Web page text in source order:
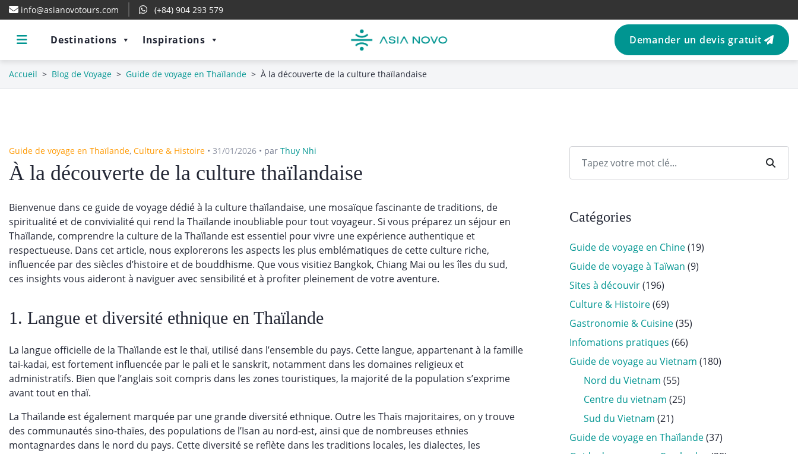
info@asianovotours.com (+84) 904 293 579
Destinations Inspirations Demander un devis gratuit
Accueil > Blog de Voyage > Guide de voyage en Thaïlande > À la découverte de la culture thaïlandaise
Guide de voyage en Thaïlande, Culture & Histoire • 31/01/2026 • par Thuy Nhi
À la découverte de la culture thaïlandaise
Bienvenue dans ce guide de voyage dédié à la culture thaïlandaise, une mosaïque fascinante de traditions, de
spiritualité et de convivialité qui rend la Thaïlande inoubliable pour tout voyageur. Si vous préparez un séjour en
Thaïlande, comprendre la culture de la Thaïlande est essentiel pour vivre une expérience authentique et
respectueuse. Dans cet article, nous explorerons les aspects les plus emblématiques de cette culture riche,
influencée par des siècles d’histoire et de bouddhisme. Que vous visitiez Bangkok, Chiang Mai ou les îles du sud,
ces insights vous aideront à naviguer avec sensibilité et à profiter pleinement de votre aventure.
1. Langue et diversité ethnique en Thaïlande
La langue officielle de la Thaïlande est le thaï, utilisé dans l’ensemble du pays. Cette langue, appartenant à la famille
tai-kadai, est fortement influencée par le pali et le sanskrit, notamment dans les domaines religieux et
administratifs. Bien que l’anglais soit compris dans les zones touristiques, la majorité de la population s’exprime
avant tout en thaï.
La Thaïlande est également marquée par une grande diversité ethnique. Outre les Thaïs majoritaires, on y trouve
des communautés sino-thaïes, des populations de l’Isan au nord-est, ainsi que de nombreuses ethnies
montagnardes dans le nord du pays. Cette diversité se reflète dans les traditions locales, les dialectes, les
Catégories
Guide de voyage en Chine(19)
Guide de voyage à Taïwan (9)
Sites à découvir(196)
Culture & Histoire(69)
Gastronomie & Cuisine(35)
Infomations pratiques (66)
Guide de voyage au Vietnam (180)
Nord du Vietnam (55)
Centre du vietnam (25)
Sud du Vietnam (21)
Guide de voyage en Thaïlande(37)